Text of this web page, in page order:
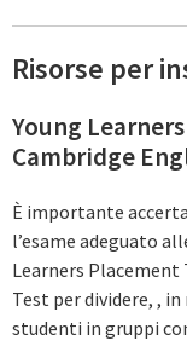
Risorse per
Young
Cambridge
È importante
l’esame adeguato
Learners Placement
Test per dividere, ,
studenti in gruppi